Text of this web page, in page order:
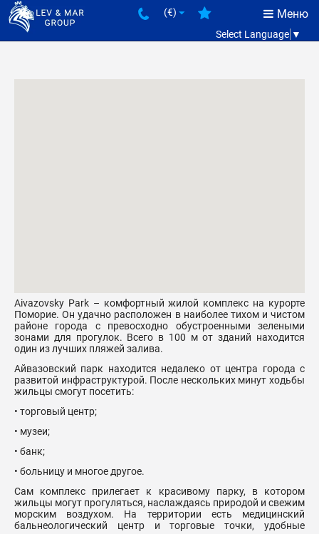
Меню
(€)
Select Language ▼
Aivazovsky Park – комфортный жилой комплекс на курорте
Поморие. Он удачно расположен в наиболее тихом и чистом
районе города с превосходно обустроенными зелеными
зонами для прогулок. Всего в 100 м от зданий находится
один из лучших пляжей залива.
Айвазовский парк находится недалеко от центра города с
развитой инфраструктурой. После нескольких минут ходьбы
жильцы смогут посетить:
• торговый центр;
• музеи;
• банк;
• больницу и многое другое.
Сам комплекс прилегает к красивому парку, в котором
жильцы могут прогуляться, наслаждаясь природой и свежим
морским воздухом. На территории есть медицинский
бальнеологический центр и торговые точки, удобные